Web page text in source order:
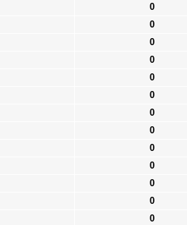
0
0
0
0
0
0
0
0
0
0
0
0
0